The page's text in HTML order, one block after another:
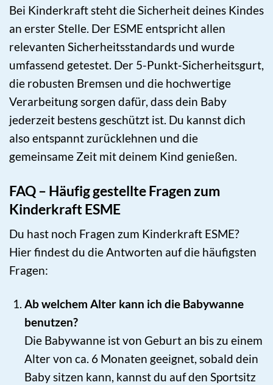
Bei Kinderkraft steht die Sicherheit deines Kindes
an erster Stelle. Der ESME entspricht allen
relevanten Sicherheitsstandards und wurde
umfassend getestet. Der 5-Punkt-Sicherheitsgurt,
die robusten Bremsen und die hochwertige
Verarbeitung sorgen dafür, dass dein Baby
jederzeit bestens geschützt ist. Du kannst dich
also entspannt zurücklehnen und die
gemeinsame Zeit mit deinem Kind genießen.
FAQ – Häufig gestellte Fragen zum
Kinderkraft ESME
Du hast noch Fragen zum Kinderkraft ESME?
Hier findest du die Antworten auf die häufigsten
Fragen:
Ab welchem Alter kann ich die Babywanne
benutzen?
Die Babywanne ist von Geburt an bis zu einem
Alter von ca. 6 Monaten geeignet, sobald dein
Baby sitzen kann, kannst du auf den Sportsitz